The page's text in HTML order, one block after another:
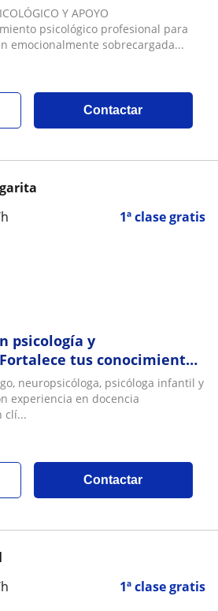
Y APOYO
psicológico profesional para
emocionalmente sobrecargada...
Contactar
1ª clase gratis
psicología y
tus conocimientos
neuropsicóloga, psicóloga infantil y
experiencia en docencia
clí...
Contactar
1ª clase gratis